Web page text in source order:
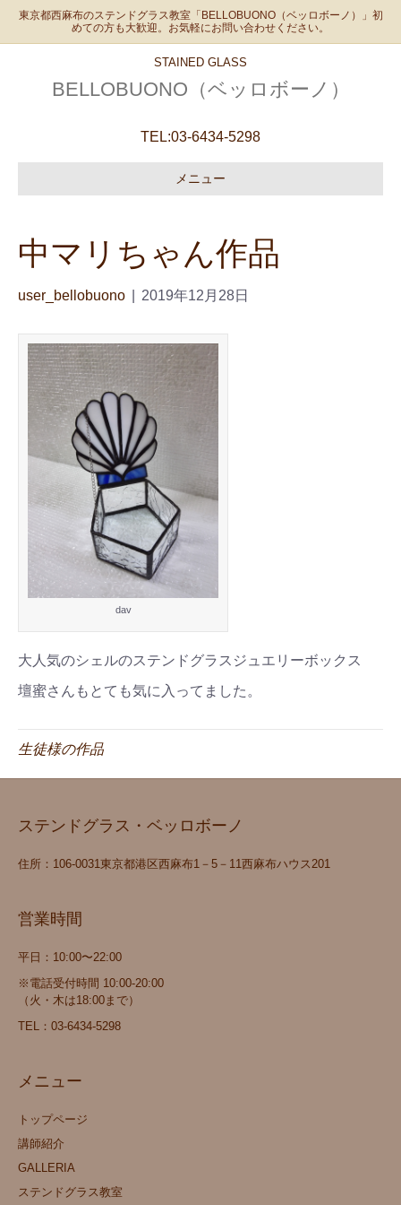
東京都西麻布のステンドグラス教室「BELLOBUONO（ベッロボーノ）」初
めての方も大歓迎。お気軽にお問い合わせください。
STAINED GLASS
BELLOBUONO（ベッロボーノ）
TEL:03-6434-5298
メニュー
中マリちゃん作品
user_bellobuono 2019年12月28日
dav
大人気のシェルのステンドグラスジュエリーボックス
壇蜜さんもとても気に入ってました。
生徒様の作品
ステンドグラス・ベッロボーノ
住所：106‐0031東京都港区西麻布1－5－11西麻布ハウス201
営業時間
平日：10:00〜22:00
※電話受付時間 10:00-20:00
（火・木は18:00まで）
TEL： 03-6434-5298
メニュー
トップページ
講師紹介
GALLERIA
ステンドグラス教室